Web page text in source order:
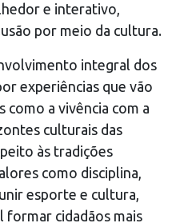
e interativo,
por meio da cultura.
integral dos
experiências que vão
como a vivência com a
culturais das
às tradições
como disciplina,
esporte e cultura,
formar cidadãos mais